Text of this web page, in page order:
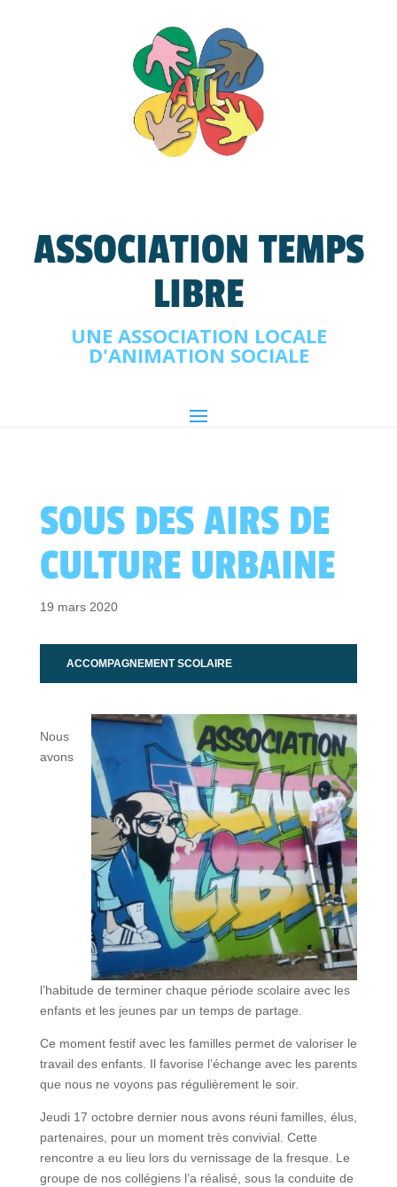
ASSOCIATION TEMPS
LIBRE
UNE ASSOCIATION LOCALE
D'ANIMATION SOCIALE
SOUS DES AIRS DE
CULTURE URBAINE
19 mars 2020
ACCOMPAGNEMENT SCOLAIRE
Nous
avons
l’habitude de terminer chaque période scolaire avec les
enfants et les jeunes par un temps de partage.
Ce moment festif avec les familles permet de valoriser le
travail des enfants. Il favorise l’échange avec les parents
que nous ne voyons pas régulièrement le soir.
Jeudi 17 octobre dernier nous avons réuni familles, élus,
partenaires, pour un moment très convivial. Cette
rencontre a eu lieu lors du vernissage de la fresque. Le
groupe de nos collégiens l’a réalisé, sous la conduite de